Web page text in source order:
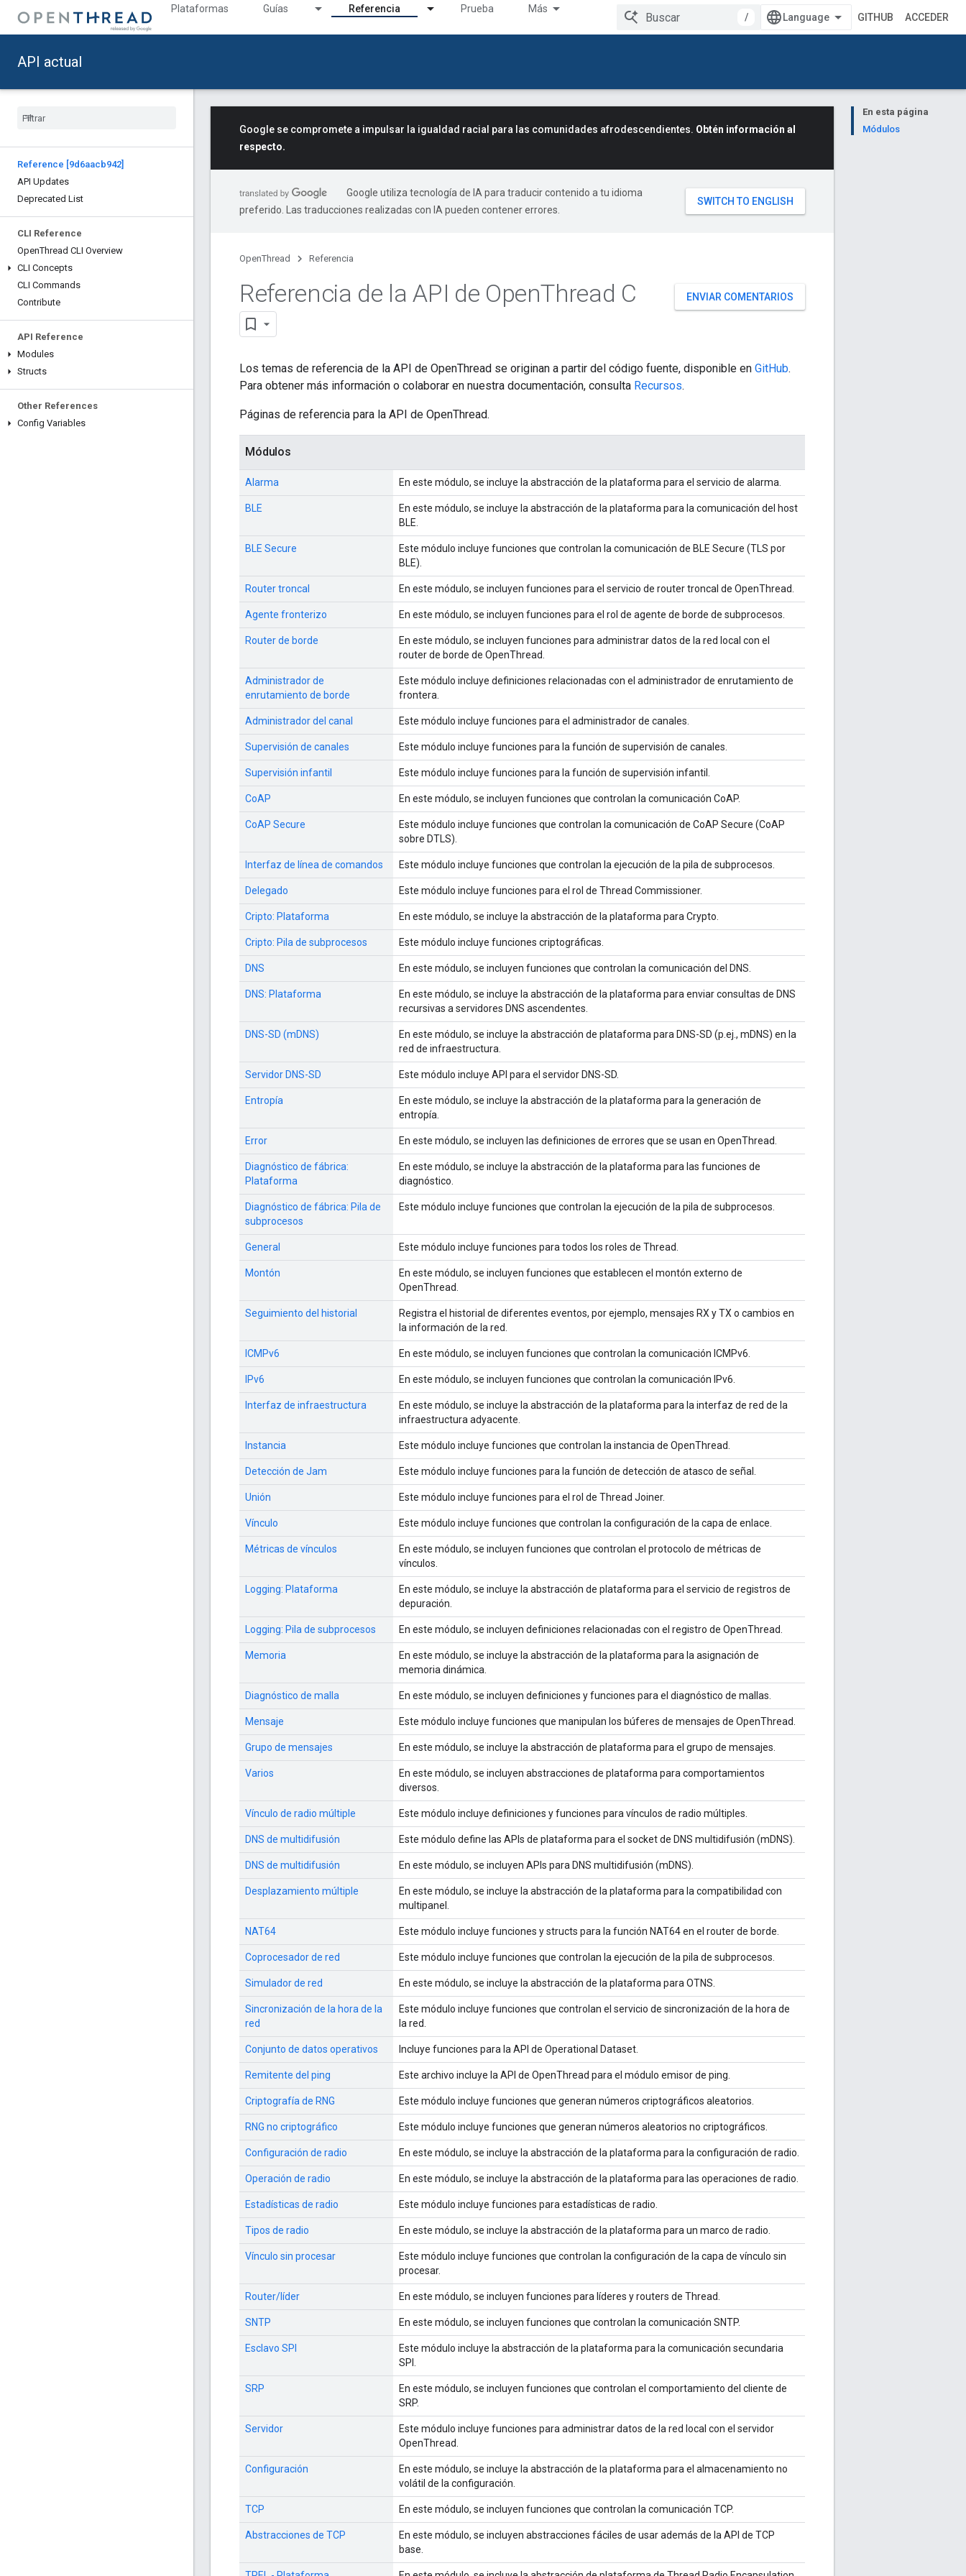
Plataformas Guías Referencia Prueba Más
/ GITHUB ACCEDER
API actual
Reference [9d6aacb942]
API Updates
Deprecated List
CLI Reference
OpenThread CLI Overview
CLI Concepts
CLI Commands
Contribute
API Reference
Modules
Structs
Other References
Config Variables
En esta página
Módulos
Google se compromete a impulsar la igualdad racial para las comunidades afrodescendientes. Obtén información al
respecto.
Google utiliza tecnología de IA para traducir contenido a tu idioma
preferido. Las traducciones realizadas con IA pueden contener errores.
OpenThread Referencia
ENVIAR COMENTARIOS
Referencia de la API de OpenThread C
Los temas de referencia de la API de OpenThread se originan a partir del código fuente, disponible en GitHub.
Para obtener más información o colaborar en nuestra documentación, consulta Recursos.
Páginas de referencia para la API de OpenThread.
Módulos
Alarma En este módulo, se incluye la abstracción de la plataforma para el servicio de alarma.
BLE
En este módulo, se incluye la abstracción de la plataforma para la comunicación del host
BLE.
BLE Secure
Este módulo incluye funciones que controlan la comunicación de BLE Secure (TLS por
BLE).
Router troncal En este módulo, se incluyen funciones para el servicio de router troncal de OpenThread.
Agente fronterizo En este módulo, se incluyen funciones para el rol de agente de borde de subprocesos.
Router de borde
En este módulo, se incluyen funciones para administrar datos de la red local con el
router de borde de OpenThread.
Administrador de
enrutamiento de borde
Este módulo incluye definiciones relacionadas con el administrador de enrutamiento de
frontera.
Administrador del canal Este módulo incluye funciones para el administrador de canales.
Supervisión de canales Este módulo incluye funciones para la función de supervisión de canales.
Supervisión infantil Este módulo incluye funciones para la función de supervisión infantil.
CoAP En este módulo, se incluyen funciones que controlan la comunicación CoAP.
CoAP Secure
Este módulo incluye funciones que controlan la comunicación de CoAP Secure (CoAP
sobre DTLS).
Interfaz de línea de comandos Este módulo incluye funciones que controlan la ejecución de la pila de subprocesos.
Delegado Este módulo incluye funciones para el rol de Thread Commissioner.
Cripto: Plataforma En este módulo, se incluye la abstracción de la plataforma para Crypto.
Cripto: Pila de subprocesos Este módulo incluye funciones criptográficas.
DNS En este módulo, se incluyen funciones que controlan la comunicación del DNS.
DNS: Plataforma
En este módulo, se incluye la abstracción de la plataforma para enviar consultas de DNS
recursivas a servidores DNS ascendentes.
DNS-SD (mDNS)
En este módulo, se incluye la abstracción de plataforma para DNS-SD (p.ej., mDNS) en la
red de infraestructura.
Servidor DNS-SD Este módulo incluye API para el servidor DNS-SD.
Entropía
En este módulo, se incluye la abstracción de la plataforma para la generación de
entropía.
Error En este módulo, se incluyen las definiciones de errores que se usan en OpenThread.
Diagnóstico de fábrica:
Plataforma
En este módulo, se incluye la abstracción de la plataforma para las funciones de
diagnóstico.
Diagnóstico de fábrica: Pila de
subprocesos
Este módulo incluye funciones que controlan la ejecución de la pila de subprocesos.
General Este módulo incluye funciones para todos los roles de Thread.
Montón
En este módulo, se incluyen funciones que establecen el montón externo de
OpenThread.
Seguimiento del historial
Registra el historial de diferentes eventos, por ejemplo, mensajes RX y TX o cambios en
la información de la red.
ICMPv6 En este módulo, se incluyen funciones que controlan la comunicación ICMPv6.
IPv6 En este módulo, se incluyen funciones que controlan la comunicación IPv6.
Interfaz de infraestructura
En este módulo, se incluye la abstracción de la plataforma para la interfaz de red de la
infraestructura adyacente.
Instancia Este módulo incluye funciones que controlan la instancia de OpenThread.
Detección de Jam Este módulo incluye funciones para la función de detección de atasco de señal.
Unión Este módulo incluye funciones para el rol de Thread Joiner.
Vínculo Este módulo incluye funciones que controlan la configuración de la capa de enlace.
Métricas de vínculos
En este módulo, se incluyen funciones que controlan el protocolo de métricas de
vínculos.
Logging: Plataforma
En este módulo, se incluye la abstracción de plataforma para el servicio de registros de
depuración.
Logging: Pila de subprocesos En este módulo, se incluyen definiciones relacionadas con el registro de OpenThread.
Memoria
En este módulo, se incluye la abstracción de la plataforma para la asignación de
memoria dinámica.
Diagnóstico de malla En este módulo, se incluyen definiciones y funciones para el diagnóstico de mallas.
Mensaje Este módulo incluye funciones que manipulan los búferes de mensajes de OpenThread.
Grupo de mensajes En este módulo, se incluye la abstracción de plataforma para el grupo de mensajes.
Varios
En este módulo, se incluyen abstracciones de plataforma para comportamientos
diversos.
Vínculo de radio múltiple Este módulo incluye definiciones y funciones para vínculos de radio múltiples.
DNS de multidifusión Este módulo define las APIs de plataforma para el socket de DNS multidifusión (mDNS).
DNS de multidifusión En este módulo, se incluyen APIs para DNS multidifusión (mDNS).
Desplazamiento múltiple
En este módulo, se incluye la abstracción de la plataforma para la compatibilidad con
multipanel.
NAT64 Este módulo incluye funciones y structs para la función NAT64 en el router de borde.
Coprocesador de red Este módulo incluye funciones que controlan la ejecución de la pila de subprocesos.
Simulador de red En este módulo, se incluye la abstracción de la plataforma para OTNS.
Sincronización de la hora de la
red
Este módulo incluye funciones que controlan el servicio de sincronización de la hora de
la red.
Conjunto de datos operativos Incluye funciones para la API de Operational Dataset.
Remitente del ping Este archivo incluye la API de OpenThread para el módulo emisor de ping.
Criptografía de RNG Este módulo incluye funciones que generan números criptográficos aleatorios.
RNG no criptográfico Este módulo incluye funciones que generan números aleatorios no criptográficos.
Configuración de radio En este módulo, se incluye la abstracción de la plataforma para la configuración de radio.
Operación de radio En este módulo, se incluye la abstracción de la plataforma para las operaciones de radio.
Estadísticas de radio Este módulo incluye funciones para estadísticas de radio.
Tipos de radio En este módulo, se incluye la abstracción de la plataforma para un marco de radio.
Vínculo sin procesar
Este módulo incluye funciones que controlan la configuración de la capa de vínculo sin
procesar.
Router/líder En este módulo, se incluyen funciones para líderes y routers de Thread.
SNTP En este módulo, se incluyen funciones que controlan la comunicación SNTP.
Esclavo SPI
Este módulo incluye la abstracción de la plataforma para la comunicación secundaria
SPI.
SRP
En este módulo, se incluyen funciones que controlan el comportamiento del cliente de
SRP.
Servidor
Este módulo incluye funciones para administrar datos de la red local con el servidor
OpenThread.
Configuración
En este módulo, se incluye la abstracción de la plataforma para el almacenamiento no
volátil de la configuración.
TCP En este módulo, se incluyen funciones que controlan la comunicación TCP.
Abstracciones de TCP
En este módulo, se incluyen abstracciones fáciles de usar además de la API de TCP
base.